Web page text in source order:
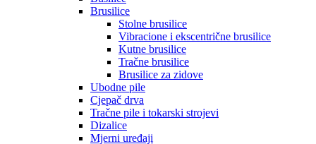
Brusilice
Stolne brusilice
Vibracione i ekscentrične brusilice
Kutne brusilice
Tračne brusilice
Brusilice za zidove
Ubodne pile
Cjepač drva
Tračne pile i tokarski strojevi
Dizalice
Mjerni uređaji